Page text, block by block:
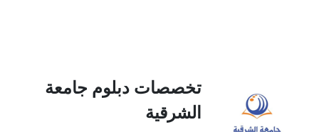
تخصصات دبلوم جامعة
الشرقية